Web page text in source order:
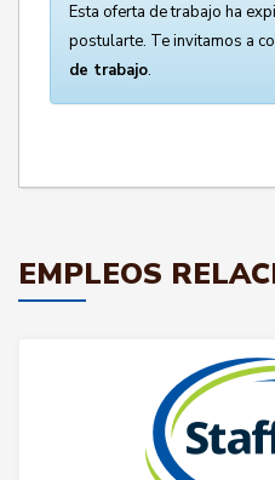
Esta oferta de trabajo ha
postularte. Te invitamos a
de trabajo.
EMPLEOS